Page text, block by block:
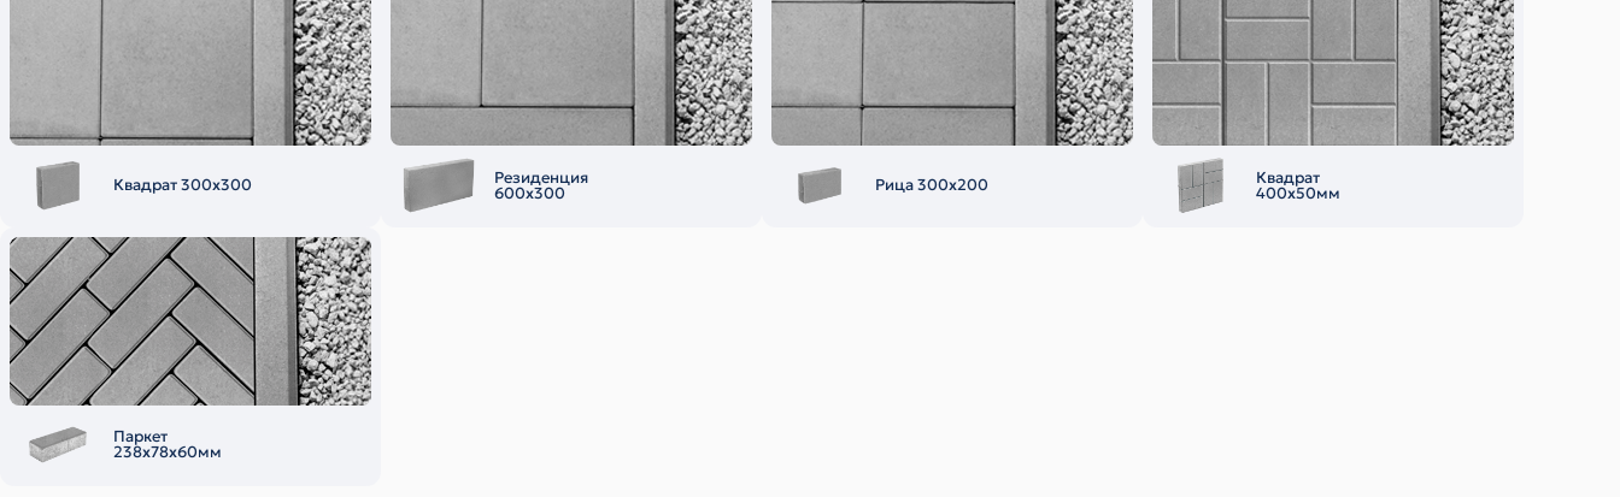
Квадрат 300х300 Резиденция
600х300 Рица 300х200 Квадрат
400х50мм
Паркет
238х78х60мм